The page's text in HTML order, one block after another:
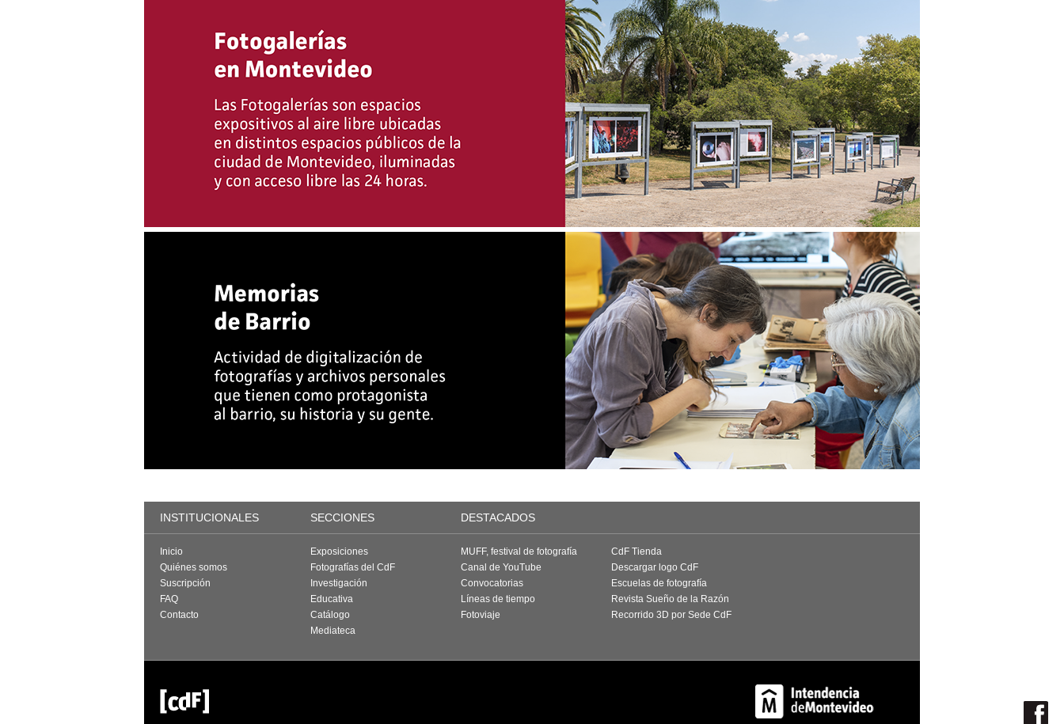
INSTITUCIONALES SECCIONES DESTACADOS
Inicio
Quiénes somos
Suscripción
FAQ
Contacto
Exposiciones
Fotografías del CdF
Investigación
Educativa
Catálogo
Mediateca
MUFF, festival de fotografía
Canal de YouTube
Convocatorias
Líneas de tiempo
Fotoviaje
CdF Tienda
Descargar logo CdF
Escuelas de fotografía
Revista Sueño de la Razón
Recorrido 3D por Sede CdF